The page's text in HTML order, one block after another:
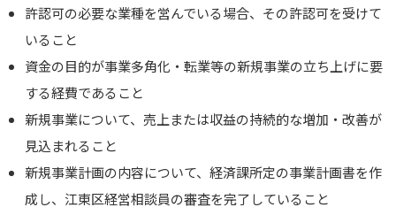
許認可の必要な業種を営んでいる場合、その許認可を受けて
いること
資金の目的が事業多角化・転業等の新規事業の立ち上げに要
する経費であること
新規事業について、売上または収益の持続的な増加・改善が
見込まれること
新規事業計画の内容について、経済課所定の事業計画書を作
成し、江東区経営相談員の審査を完了していること